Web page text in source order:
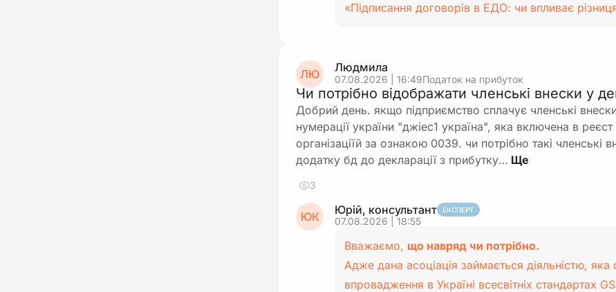
«Підписання договорів в ЕДО: чи впливає
ЛЮ Людмила
07.08.2026 | 16:49Податок на прибуток
Чи потрібно відображати членські внески у
Добрий день. якщо підприємство сплачує членські внески
нумерації україни "джіес1 україна", яка включена в
організаціїй за ознакою 0039. чи потрібно такі членські
додатку бд до декларації з прибутку…
3
ЮК Юрій, консультант ЕКСПЕРТ
07.08.2026 | 18:55
Вважаємо, що навряд чи потрібно.
Адже дана асоціація займається діяльністю,
впровадження в Україні всесвітніх стандартах